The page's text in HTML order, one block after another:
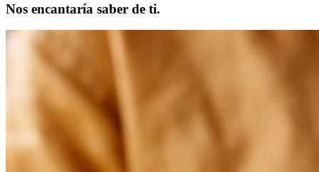
Nos encantaría saber de ti.